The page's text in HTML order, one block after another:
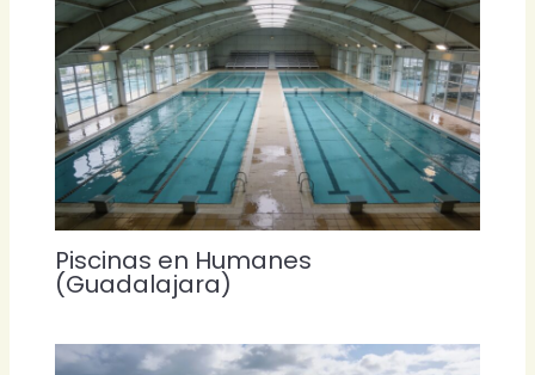
Piscinas en Humanes
(Guadalajara)